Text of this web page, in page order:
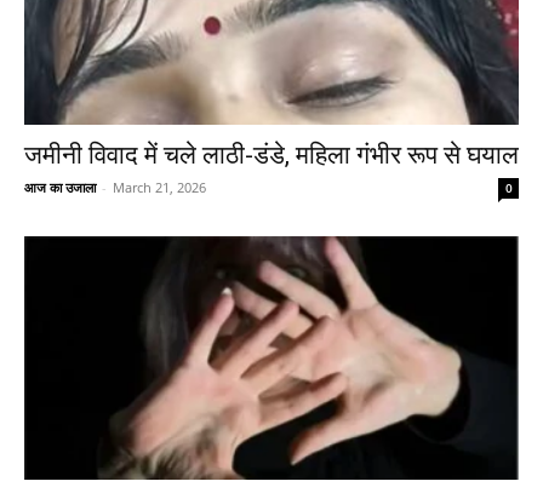
जमीनी विवाद में चले लाठी-डंडे, महिला गंभीर रूप से घयाल
आज का उजाला - March 21, 2026 0